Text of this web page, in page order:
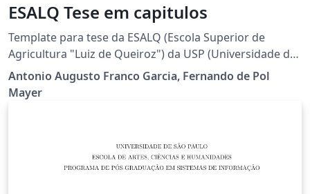
ESALQ Tese em capitulos
Template para tese da ESALQ (Escola Superior de
Agricultura "Luiz de Queiroz") da USP (Universidade de
São Paulo). Esse template permite que a tese seja
escrita em capítulos, cada um com sua própria seção
de referências bibliográficas.
Antonio Augusto Franco Garcia, Fernando de Pol
Mayer